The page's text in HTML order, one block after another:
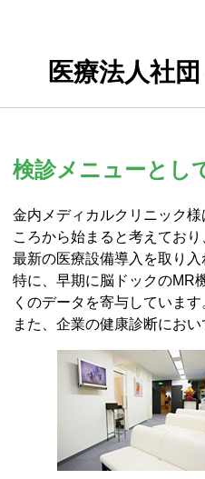
医療法人社
検診メニューとし
金内メディカルクリニック
ころから始まると考えてお
最新の医療設備導入を取り入
特に、早期に脳ドックのMR
くのデータを寄与しています
また、企業の健康診断にお